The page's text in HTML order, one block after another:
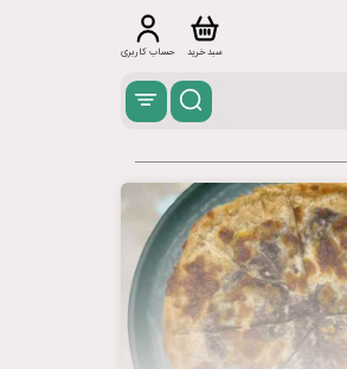
حساب کاربری سبد خرید